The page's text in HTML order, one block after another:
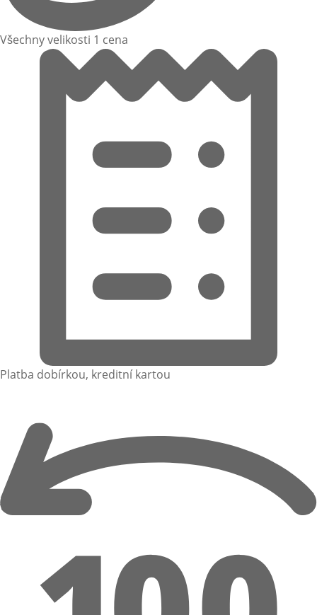
Všechny velikosti 1 cena
Platba dobírkou, kreditní kartou